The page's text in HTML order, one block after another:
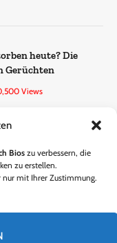
Bios zu verbessern, die
zu erstellen.
nur mit Ihrer Zustimmung.
heute? Die
Gerüchten
Views
Views